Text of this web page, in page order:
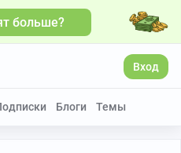
больше?
Вход
Блоги Темы